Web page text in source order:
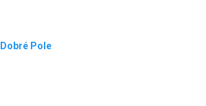
Dobré Pole